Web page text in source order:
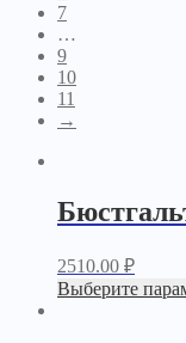
7
…
9
10
11
→
2510.00 ₽
Выберите